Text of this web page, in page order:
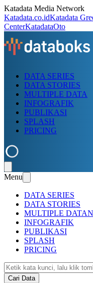
Katadata Media Network
Katadata.co.idKatadata
CenterKatadataOto
DATA SERIES
DATA STORIES
MULTIPLE DATA
INFOGRAFIK
PUBLIKASI
SPLASH
PRICING
Menu
DATA SERIES
DATA STORIES
MULTIPLE DATA
INFOGRAFIK
PUBLIKASI
SPLASH
PRICING
Cari Data